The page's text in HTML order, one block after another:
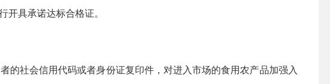
开具承诺达标合格证。
的社会信用代码或者身份证复印件，对进入市场的食用农产品加强入